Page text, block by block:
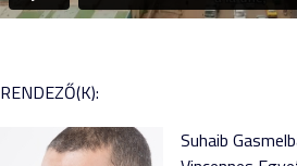
RENDEZŐ(K):
Suhaib